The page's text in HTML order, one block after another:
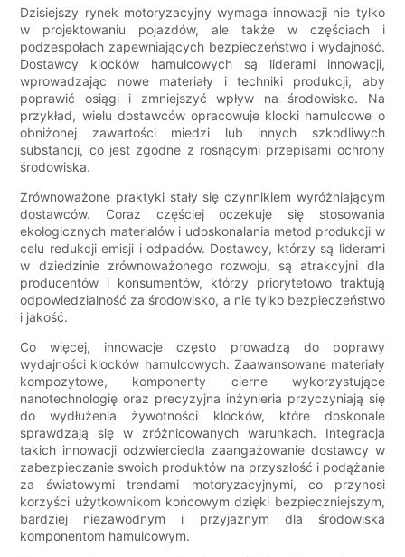
Dzisiejszy rynek motoryzacyjny wymaga innowacji nie tylko
w projektowaniu pojazdów, ale także w częściach i
podzespołach zapewniających bezpieczeństwo i wydajność.
Dostawcy klocków hamulcowych są liderami innowacji,
wprowadzając nowe materiały i techniki produkcji, aby
poprawić osiągi i zmniejszyć wpływ na środowisko. Na
przykład, wielu dostawców opracowuje klocki hamulcowe o
obniżonej zawartości miedzi lub innych szkodliwych
substancji, co jest zgodne z rosnącymi przepisami ochrony
środowiska.
Zrównoważone praktyki stały się czynnikiem wyróżniającym
dostawców. Coraz częściej oczekuje się stosowania
ekologicznych materiałów i udoskonalania metod produkcji w
celu redukcji emisji i odpadów. Dostawcy, którzy są liderami
w dziedzinie zrównoważonego rozwoju, są atrakcyjni dla
producentów i konsumentów, którzy priorytetowo traktują
odpowiedzialność za środowisko, a nie tylko bezpieczeństwo
i jakość.
Co więcej, innowacje często prowadzą do poprawy
wydajności klocków hamulcowych. Zaawansowane materiały
kompozytowe, komponenty cierne wykorzystujące
nanotechnologię oraz precyzyjna inżynieria przyczyniają się
do wydłużenia żywotności klocków, które doskonale
sprawdzają się w zróżnicowanych warunkach. Integracja
takich innowacji odzwierciedla zaangażowanie dostawcy w
zabezpieczanie swoich produktów na przyszłość i podążanie
za światowymi trendami motoryzacyjnymi, co przynosi
korzyści użytkownikom końcowym dzięki bezpieczniejszym,
bardziej niezawodnym i przyjaznym dla środowiska
komponentom hamulcowym.